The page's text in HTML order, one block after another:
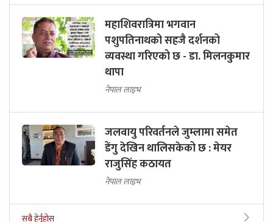
महाशिवरात्रिमा भगवान
पशुपतिनाथको सहजै दर्शनको
व्यवस्था गरिएको छ - डा. मिलनकुमार
थापा
नेपाल लाइभ
जलवायु परिवर्तनले जुम्लामा समेत
डेंगु देखिन थालिसकेको छ : मेयर
राजुसिंह कठायत
नेपाल लाइभ
सबै हेर्नुहोस